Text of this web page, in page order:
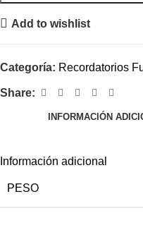
Add to wishlist
Categoría: Recordatorios
Share:
INFORMACIÓN
Información adicional
PESO